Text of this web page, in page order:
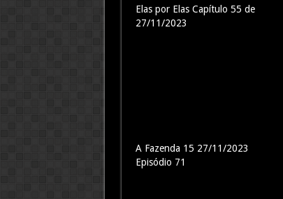
Elas por Elas Capítulo 55 de
27/11/2023
A Fazenda 15 27/11/2023
Episódio 71